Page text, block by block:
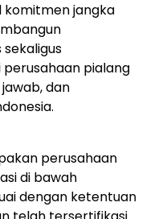
komitmen jangka
pialang
dan
perusahaan
di bawah
dengan ketentuan